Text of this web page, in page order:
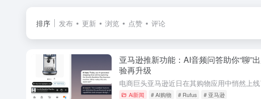
排序 发布 更新 浏览 点赞 评论
亚马逊推新功能：AI音频问答助你“聊”
验再升级
Ai新闻 # AI购物 # Rufus # 亚马逊